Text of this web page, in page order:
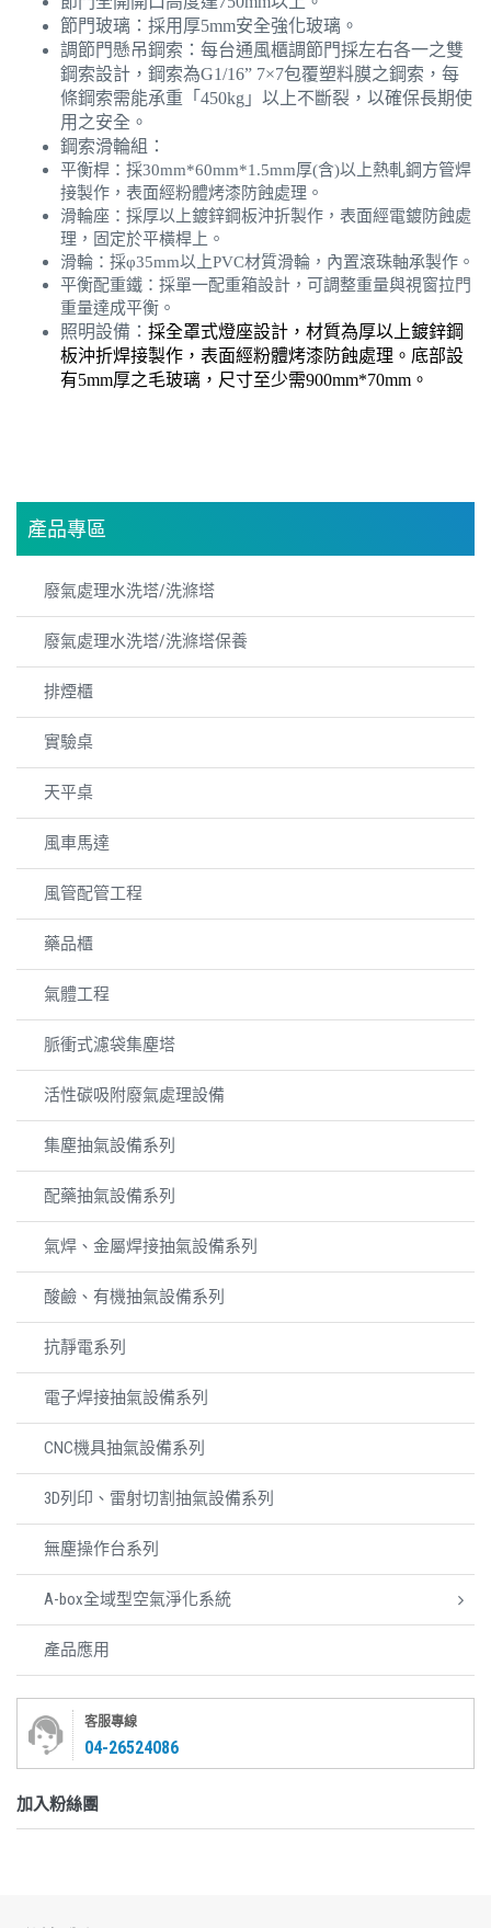
節門玻璃：採用厚5mm安全強化玻璃。
調節門懸吊鋼索：每台通風櫃調節門採左右各一之雙
鋼索設計，鋼索為G1/16” 7×7包覆塑料膜之鋼索，每
條鋼索需能承重「450kg」以上不斷裂，以確保長期使
用之安全。
鋼索滑輪組：
平衡桿：採30mm*60mm*1.5mm厚(含)以上熱軋鋼方管焊
接製作，表面經粉體烤漆防蝕處理。
滑輪座：採厚以上鍍鋅鋼板沖折製作，表面經電鍍防蝕處
理，固定於平橫桿上。
滑輪：採φ35mm以上PVC材質滑輪，內置滾珠軸承製作。
平衡配重鐵：採單一配重箱設計，可調整重量與視窗拉門
重量達成平衡。
照明設備： 採全罩式燈座設計，材質為厚以上鍍鋅鋼
板沖折焊接製作，表面經粉體烤漆防蝕處理。底部設
有5mm厚之毛玻璃，尺寸至少需900mm*70mm。
產品專區
廢氣處理水洗塔/洗滌塔
廢氣處理水洗塔/洗滌塔保養
排煙櫃
實驗桌
天平桌
風車馬達
風管配管工程
藥品櫃
氣體工程
脈衝式濾袋集塵塔
活性碳吸附廢氣處理設備
集塵抽氣設備系列
配藥抽氣設備系列
氣焊、金屬焊接抽氣設備系列
酸鹼、有機抽氣設備系列
抗靜電系列
電子焊接抽氣設備系列
CNC機具抽氣設備系列
3D列印、雷射切割抽氣設備系列
無塵操作台系列
A-box全域型空氣淨化系統
產品應用
客服專線
04-26524086
加入粉絲團